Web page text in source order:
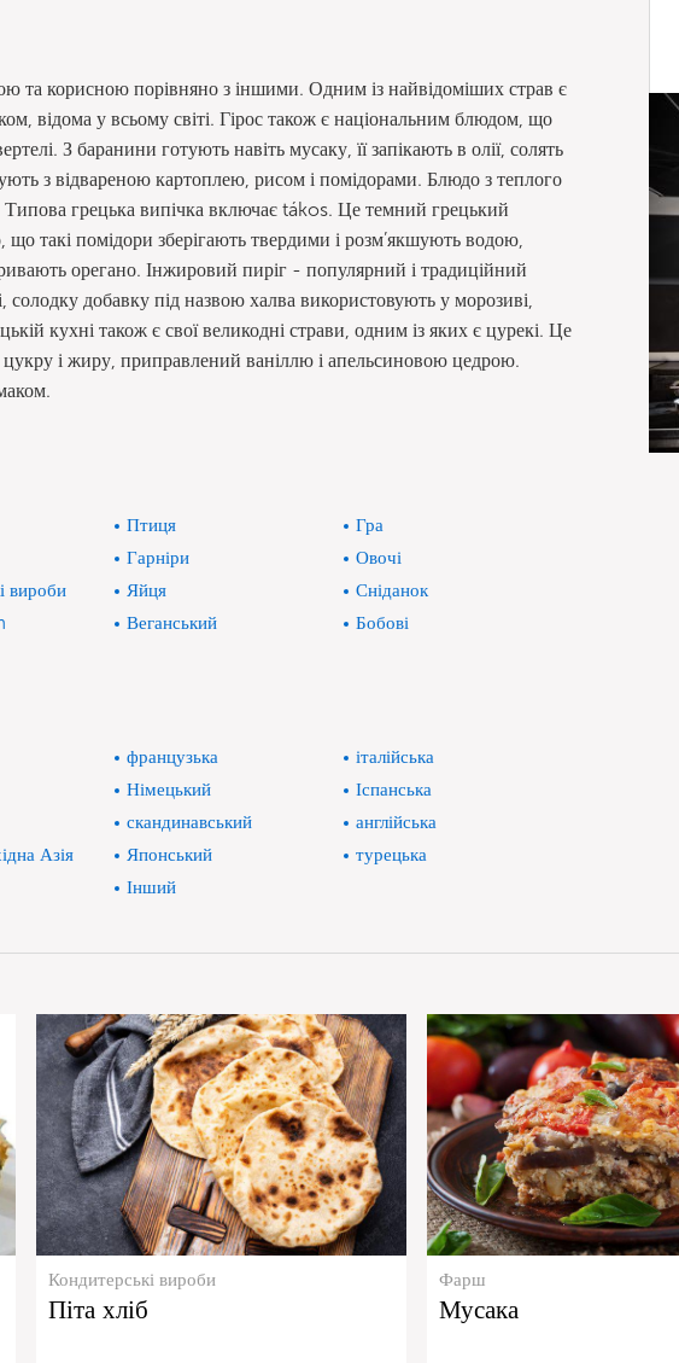
та корисною порівняно з іншими. Одним із найвідоміших страв є
відома у всьому світі. Гірос також є національним блюдом, що
З баранини готують навіть мусаку, її запікають в олії, солять
з відвареною картоплею, рисом і помідорами. Блюдо з теплого
грецька випічка включає tákos. Це темний грецький
такі помідори зберігають твердими і розм’якшують водою,
орегано. Інжировий пиріг - популярний і традиційний
солодку добавку під назвою халва використовують у морозиві,
кухні також є свої великодні страви, одним із яких є цурекі. Це
і жиру, приправлений ваніллю і апельсиновою цедрою.
Птиця
Гра
Гарніри
Овочі
вироби Яйця
Сніданок
Веганський
Бобові
французька
італійська
Німецький
Іспанська
скандинавський
англійська
Азія Японський
турецька
Інший
Кондитерські вироби
Піта хліб
Фарш
Мусака